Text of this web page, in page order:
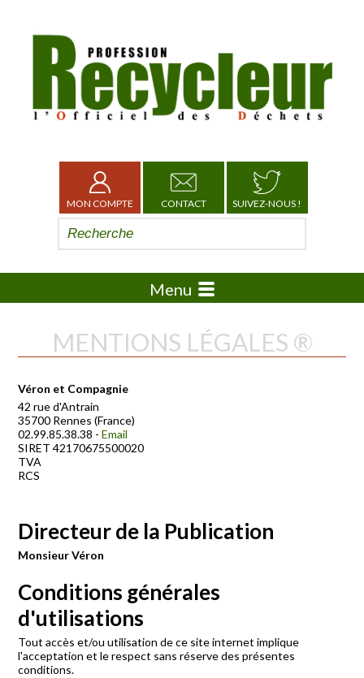
MON COMPTE CONTACT SUIVEZ-NOUS !
Menu
MENTIONS LÉGALES ®
Véron et Compagnie
42 rue d'Antrain
35700 Rennes (France)
02.99.85.38.38 -Email
SIRET 42170675500020
TVA
RCS
Directeur de la Publication
Monsieur Véron
Conditions générales
d'utilisations
Tout accès et/ou utilisation de ce site internet implique
l'acceptation et le respect sans réserve des présentes
conditions.